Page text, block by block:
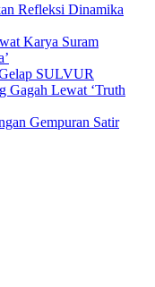
Refleksi Dinamika
Karya Suram
SULVUR
Gagah Lewat ‘Truth
Gempuran Satir